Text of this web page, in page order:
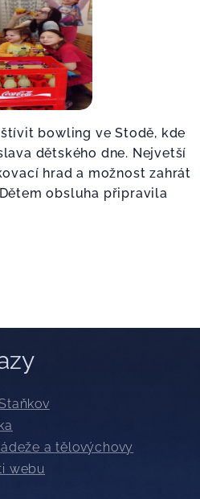
bowling ve Stodě, kde
dětského dne. Nejvetší
hrad a možnost zahrát
obsluha připravila
a tělovýchovy
webu